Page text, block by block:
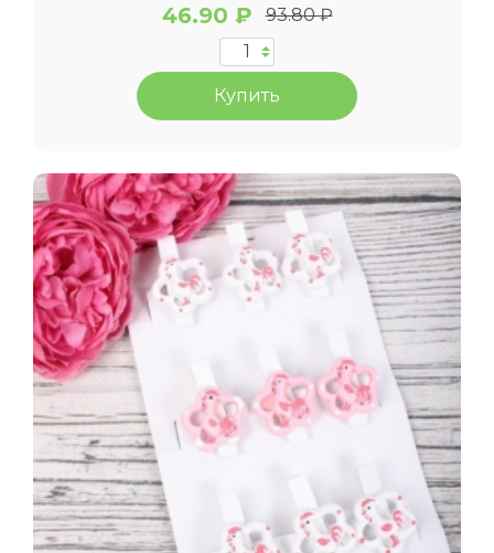
46.90 ₽ 93.80 ₽
Купить